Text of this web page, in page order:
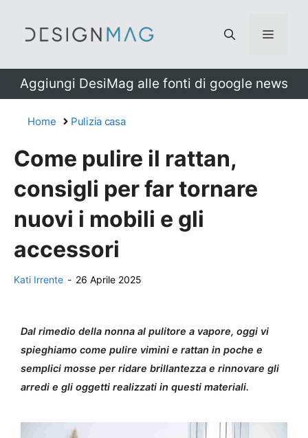
Menu
Aggiungi DesiMag alle fonti di google news
Home Pulizia casa
Come pulire il rattan,
consigli per far tornare
nuovi i mobili e gli
accessori
Kati Irrente - 26 Aprile 2025
Dal rimedio della nonna al pulitore a vapore, oggi vi
spieghiamo come pulire vimini e rattan in poche e
semplici mosse per ridare brillantezza e rinnovare gli
arredi e gli oggetti realizzati in questi materiali.